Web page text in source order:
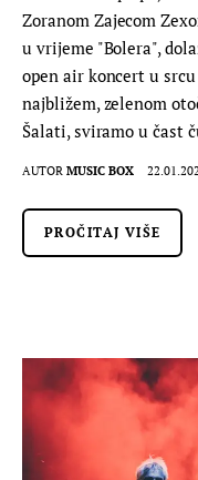
Zoranom Zajecom
u vrijeme "Bolera",
open air koncert u srcu
najbližem, zelenom
Šalati, sviramo u čast
AUTOR MUSIC BOX
PROČITAJ VIŠE